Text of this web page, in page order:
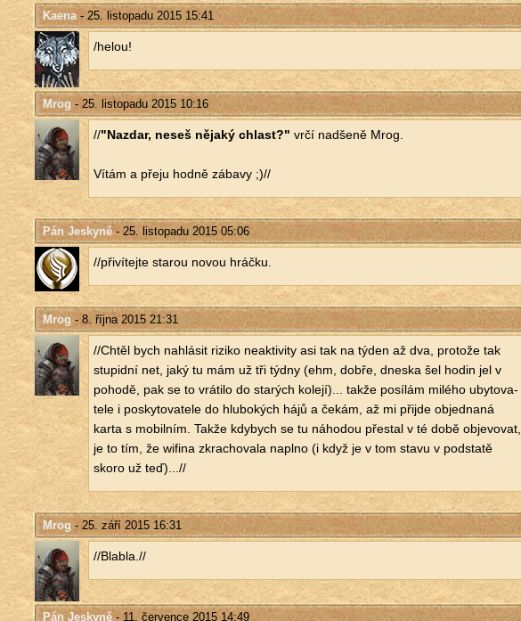
Kaena- 25. listopadu 2015 15:41
/helou!
Mrog - 25. listopadu 2015 10:16
//"Na­zdar, neseš ně­ja­ký chlast?" vrčí nad­še­ně Mrog.
Vítám a přeju hodně zá­ba­vy ;)//
Pán Jeskyně- 25. listopadu 2015 05:06
//při­ví­tej­te sta­rou novou hráč­ku.
Mrog - 8. října 2015 21:31
//Chtěl bych na­hlá­sit ri­zi­ko ne­ak­ti­vi­ty asi tak na týden až dva, pro­to­že tak
stu­pid­ní net, jaký tu mám už tři týdny (ehm, dobře, dneska šel hodin jel v
po­ho­dě, pak se to vrá­ti­lo do sta­rých ko­le­jí)... takže po­sí­lám mi­lé­ho uby­to­va­
te­le i po­sky­to­va­te­le do hlu­bo­kých hájů a čekám, až mi při­jde ob­jed­na­ná
karta s mo­bil­ním. Takže kdy­bych se tu ná­ho­dou pře­stal v té době ob­je­vo­vat,
je to tím, že wi­fi­na zkra­cho­va­la na­pl­no (i když je v tom stavu v pod­sta­tě
skoro už teď)...//
Mrog - 25. září 2015 16:31
//Bla­b­la.//
Pán Jeskyně- 11. července 2015 14:49